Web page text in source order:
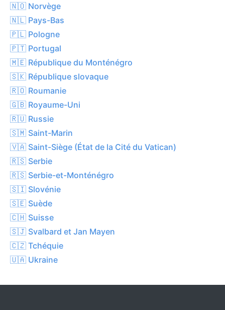
🇳🇴 Norvège
🇳🇱 Pays-Bas
🇵🇱 Pologne
🇵🇹 Portugal
🇲🇪 République du Monténégro
🇸🇰 République slovaque
🇷🇴 Roumanie
🇬🇧 Royaume-Uni
🇷🇺 Russie
🇸🇲 Saint-Marin
🇻🇦 Saint-Siège (État de la Cité du Vatican)
🇷🇸 Serbie
🇷🇸 Serbie-et-Monténégro
🇸🇮 Slovénie
🇸🇪 Suède
🇨🇭 Suisse
🇸🇯 Svalbard et Jan Mayen
🇨🇿 Tchéquie
🇺🇦 Ukraine